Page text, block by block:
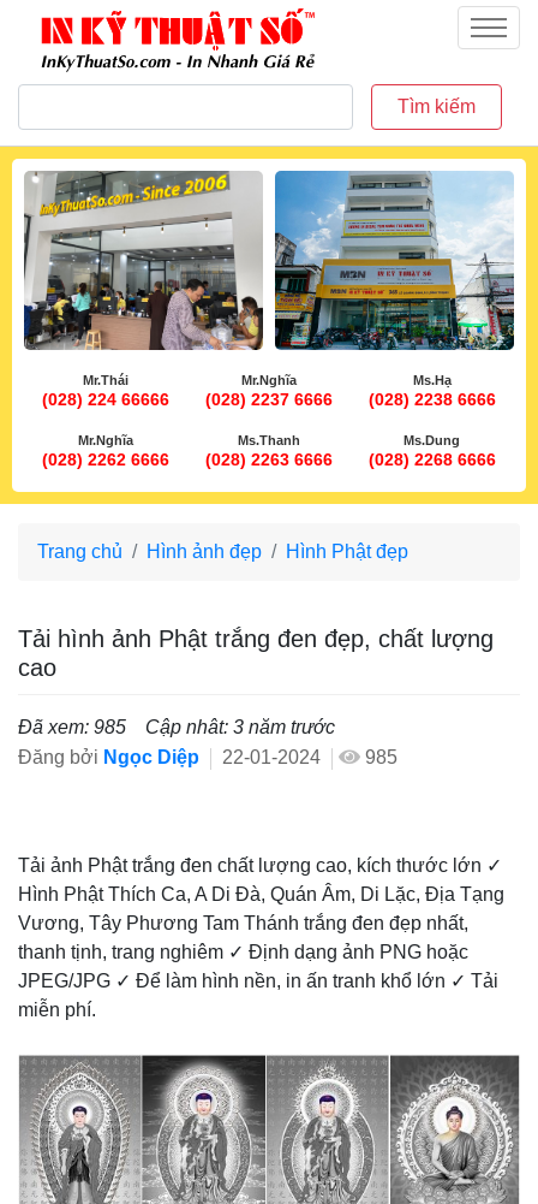
inkythuatso.com
Menu
Tìm kiếm
Mr.Thái
(028) 224 66666
Mr.Nghĩa
(028) 2237 6666
Ms.Hạ
(028) 2238 6666
Mr.Nghĩa
(028) 2262 6666
Ms.Thanh
(028) 2263 6666
Ms.Dung
(028) 2268 6666
Trang chủ Hình ảnh đẹp Hình Phật đẹp
Tải hình ảnh Phật trắng đen đẹp, chất lượng
cao
Đã xem: 985
Cập nhât: 3 năm trước
Đăng bởi Ngọc Diệp 22-01-2024 985
Tải ảnh Phật trắng đen chất lượng cao, kích thước lớn ✓
Hình Phật Thích Ca, A Di Đà, Quán Âm, Di Lặc, Địa Tạng
Vương, Tây Phương Tam Thánh trắng đen đẹp nhất,
thanh tịnh, trang nghiêm ✓ Định dạng ảnh PNG hoặc
JPEG/JPG ✓ Để làm hình nền, in ấn tranh khổ lớn ✓ Tải
miễn phí.